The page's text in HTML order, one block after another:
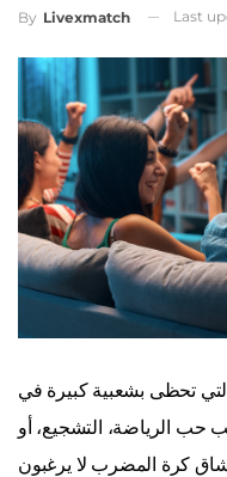
By Livexmatch Last
تحظى بشعبية كبيرة في
حب الرياضة، التشجيع، أو
كرة المضرب لا يرغبون